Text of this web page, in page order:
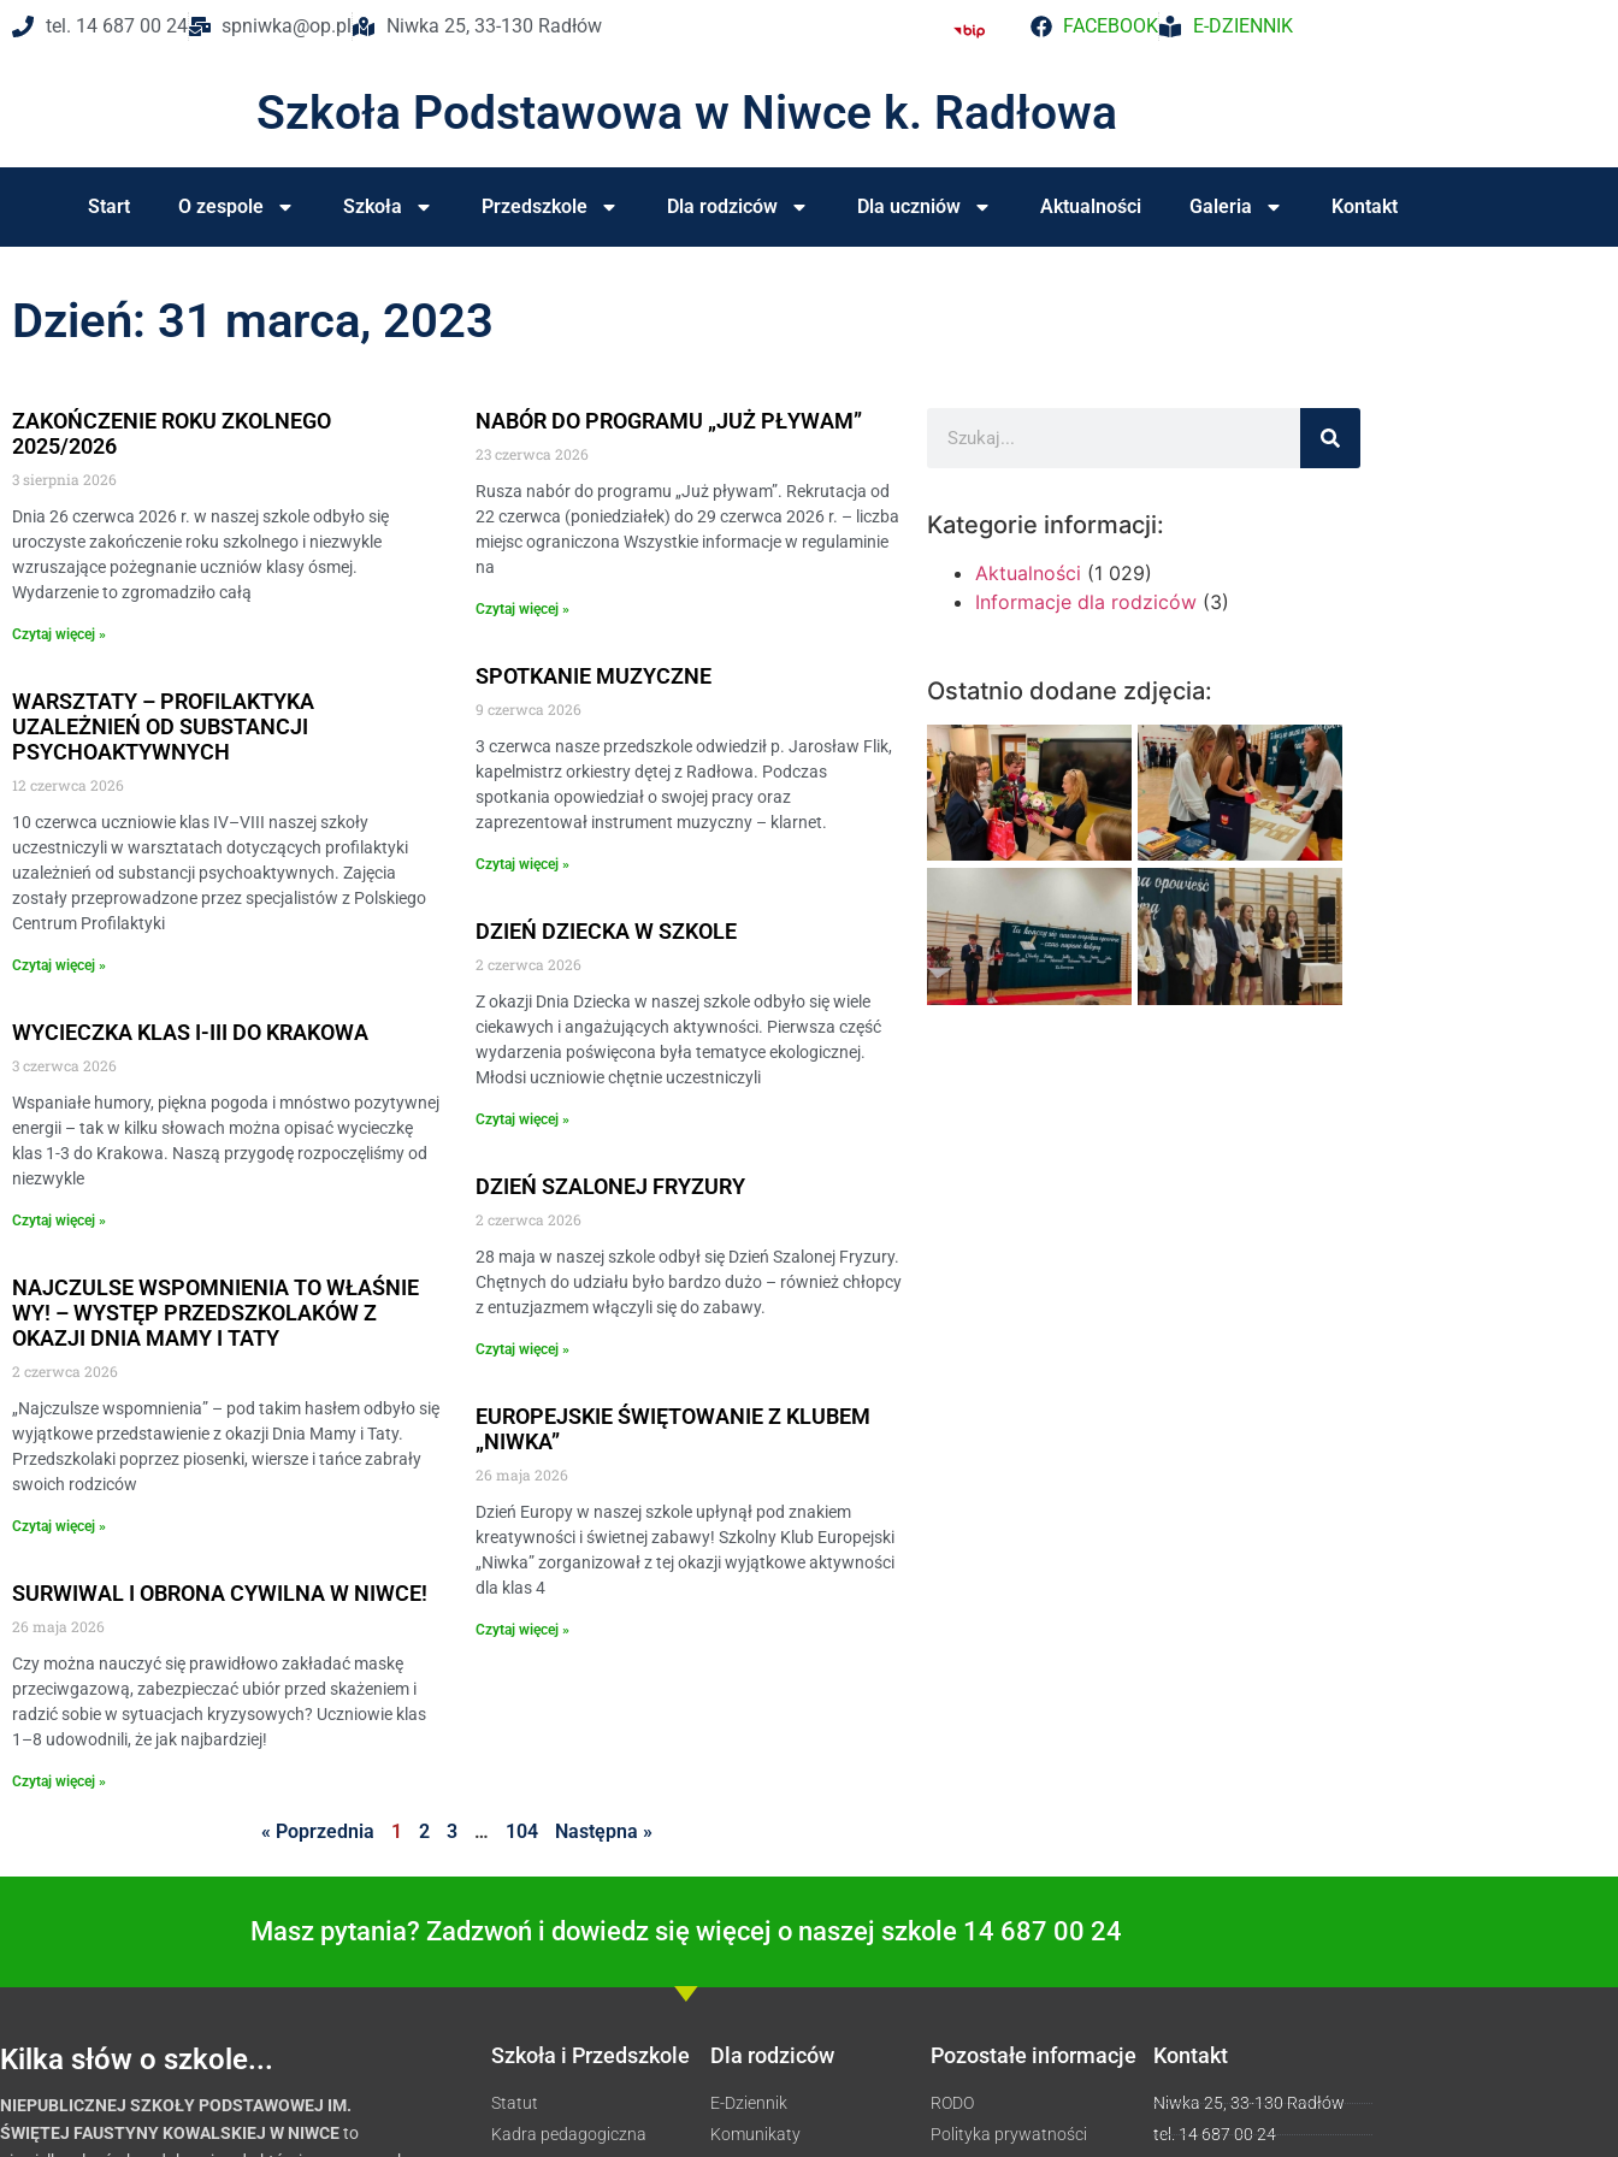
tel. 14 687 00 24 spniwka@op.pl Niwka 25, 33-130 Radłów FACEBOOK E-DZIENNIK
Szkoła Podstawowa w Niwce k. Radłowa
Start O zespole Szkoła Przedszkole Dla rodziców Dla uczniów Aktualności Galeria Kontakt
Dzień: 31 marca, 2023
ZAKOŃCZENIE ROKU ZKOLNEGO
2025/2026
3 sierpnia 2026
Dnia 26 czerwca 2026 r. w naszej szkole odbyło się
uroczyste zakończenie roku szkolnego i niezwykle
wzruszające pożegnanie uczniów klasy ósmej.
Wydarzenie to zgromadziło całą
Czytaj więcej »
NABÓR DO PROGRAMU „JUŻ PŁYWAM”
23 czerwca 2026
Rusza nabór do programu „Już pływam”. Rekrutacja od
22 czerwca (poniedziałek) do 29 czerwca 2026 r. – liczba
miejsc ograniczona Wszystkie informacje w regulaminie
na
Czytaj więcej »
WARSZTATY – PROFILAKTYKA
UZALEŻNIEŃ OD SUBSTANCJI
PSYCHOAKTYWNYCH
12 czerwca 2026
10 czerwca uczniowie klas IV–VIII naszej szkoły
uczestniczyli w warsztatach dotyczących profilaktyki
uzależnień od substancji psychoaktywnych. Zajęcia
zostały przeprowadzone przez specjalistów z Polskiego
Centrum Profilaktyki
Czytaj więcej »
SPOTKANIE MUZYCZNE
9 czerwca 2026
3 czerwca nasze przedszkole odwiedził p. Jarosław Flik,
kapelmistrz orkiestry dętej z Radłowa. Podczas
spotkania opowiedział o swojej pracy oraz
zaprezentował instrument muzyczny – klarnet.
Czytaj więcej »
WYCIECZKA KLAS I-III DO KRAKOWA
3 czerwca 2026
Wspaniałe humory, piękna pogoda i mnóstwo pozytywnej
energii – tak w kilku słowach można opisać wycieczkę
klas 1-3 do Krakowa. Naszą przygodę rozpoczęliśmy od
niezwykle
Czytaj więcej »
DZIEŃ DZIECKA W SZKOLE
2 czerwca 2026
Z okazji Dnia Dziecka w naszej szkole odbyło się wiele
ciekawych i angażujących aktywności. Pierwsza część
wydarzenia poświęcona była tematyce ekologicznej.
Młodsi uczniowie chętnie uczestniczyli
Czytaj więcej »
NAJCZULSE WSPOMNIENIA TO WŁAŚNIE
WY! – WYSTĘP PRZEDSZKOLAKÓW Z
OKAZJI DNIA MAMY I TATY
2 czerwca 2026
„Najczulsze wspomnienia” – pod takim hasłem odbyło się
wyjątkowe przedstawienie z okazji Dnia Mamy i Taty.
Przedszkolaki poprzez piosenki, wiersze i tańce zabrały
swoich rodziców
Czytaj więcej »
DZIEŃ SZALONEJ FRYZURY
2 czerwca 2026
28 maja w naszej szkole odbył się Dzień Szalonej Fryzury.
Chętnych do udziału było bardzo dużo – również chłopcy
z entuzjazmem włączyli się do zabawy.
Czytaj więcej »
SURWIWAL I OBRONA CYWILNA W NIWCE!
26 maja 2026
Czy można nauczyć się prawidłowo zakładać maskę
przeciwgazową, zabezpieczać ubiór przed skażeniem i
radzić sobie w sytuacjach kryzysowych? Uczniowie klas
1–8 udowodnili, że jak najbardziej!
Czytaj więcej »
EUROPEJSKIE ŚWIĘTOWANIE Z KLUBEM
„NIWKA”
26 maja 2026
​Dzień Europy w naszej szkole upłynął pod znakiem
kreatywności i świetnej zabawy! Szkolny Klub Europejski
„Niwka” zorganizował z tej okazji wyjątkowe aktywności
dla klas 4
Czytaj więcej »
« Poprzednia 1 2 3 … 104 Następna »
Kategorie informacji:
Aktualności (1 029)
Informacje dla rodziców(3)
Ostatnio dodane zdjęcia:
Masz pytania? Zadzwoń i dowiedz się więcej o naszej szkole 14 687 00 24
Kilka słów o szkole...
NIEPUBLICZNEJ SZKOŁY PODSTAWOWEJ IM.
ŚWIĘTEJ FAUSTYNY KOWALSKIEJ W NIWCEto
Szkoła i Przedszkole
Statut
Kadra pedagogiczna
Dla rodziców
E-Dziennik
Komunikaty
Pozostałe informacje
RODO
Polityka prywatności
Kontakt
Niwka 25, 33-130 Radłów
tel. 14 687 00 24